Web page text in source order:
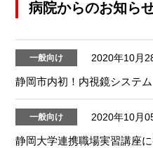
病院からのお知ら
一般向け 2020年10月
静岡市内初！内視鏡システ
一般向け 2020年10月
静岡大学連携職場実習講座